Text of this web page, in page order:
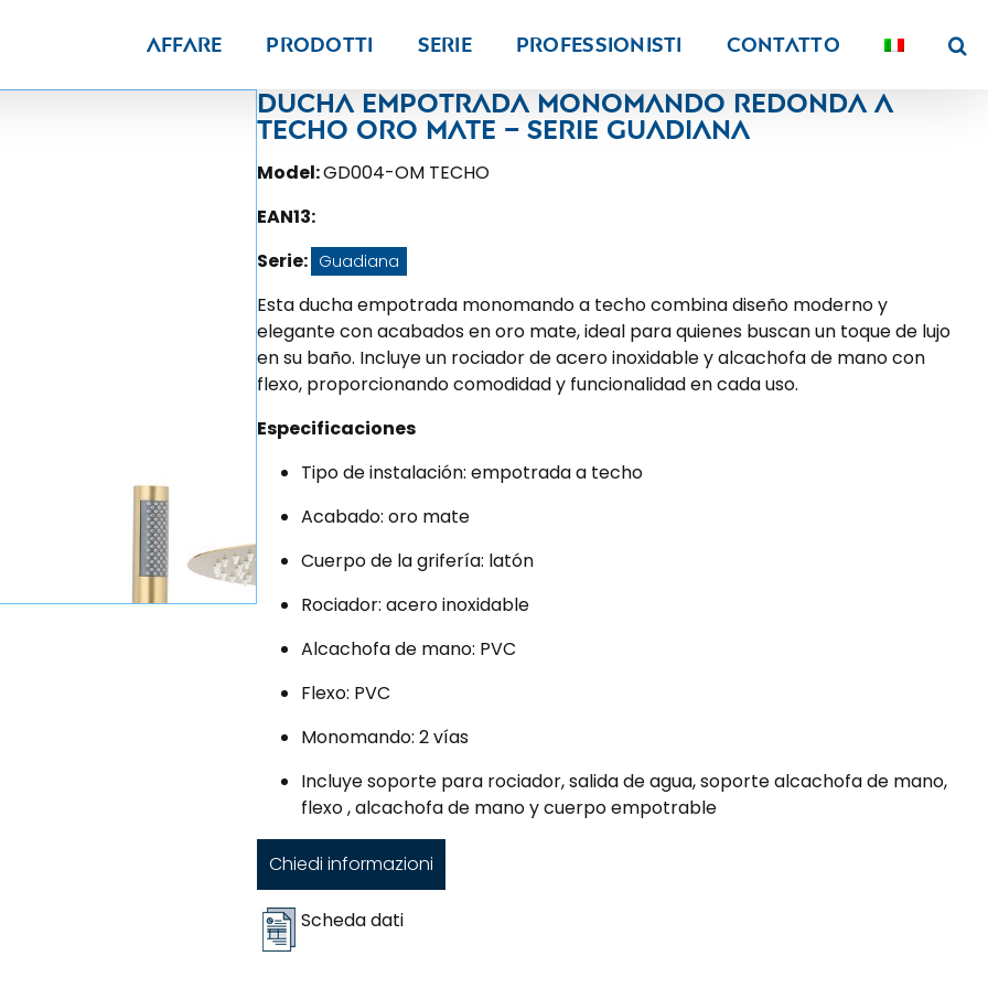
Affare Prodotti Serie PROFESSIONISTI Contatto
Ducha empotrada monomando redonda a
techo oro mate – Serie Guadiana
Model:GD004-OM TECHO
EAN13:
Serie: Guadiana
Esta ducha empotrada monomando a techo combina diseño moderno y
elegante con acabados en oro mate, ideal para quienes buscan un toque de lujo
en su baño. Incluye un rociador de acero inoxidable y alcachofa de mano con
flexo, proporcionando comodidad y funcionalidad en cada uso.
Especificaciones
Tipo de instalación: empotrada a techo
Acabado: oro mate
Cuerpo de la grifería: latón
Rociador: acero inoxidable
Alcachofa de mano: PVC
Flexo: PVC
Monomando: 2 vías
Incluye soporte para rociador, salida de agua, soporte alcachofa de mano,
flexo , alcachofa de mano y cuerpo empotrable
Chiedi informazioni
Scheda dati